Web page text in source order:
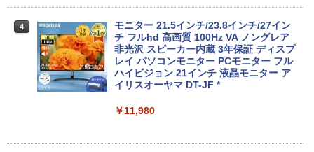
￥3,480
￥14,555
レビュー投稿 5年保証｜MS Office 2024
H&B 搭載｜中古 ノートパソコン Windo
ws11 Office付｜スペック Core i5 第7世
キー DVDドライブ搭載 CD DVD 再生可
可能｜デスクトップ 中古｜中古PC
￥34,800
デスクトップパソコン Windows11 Offic
Core i5-6500 i5 i7-14700F｜ SSD 256G
ム 本体のみ PC 高スペッ 初期設定済み
4
モニター 21.5インチ/23.8インチ/27イン
チ フルhd 高画質 100Hz VA ノングレア
非光沢 スピーカー内蔵 3年保証 ディスプ
レイ パソコンモニター PCモニター フル
ハイビジョン 21インチ 液晶モニター ア
イリスオーヤマ DT-JF *
￥11,980